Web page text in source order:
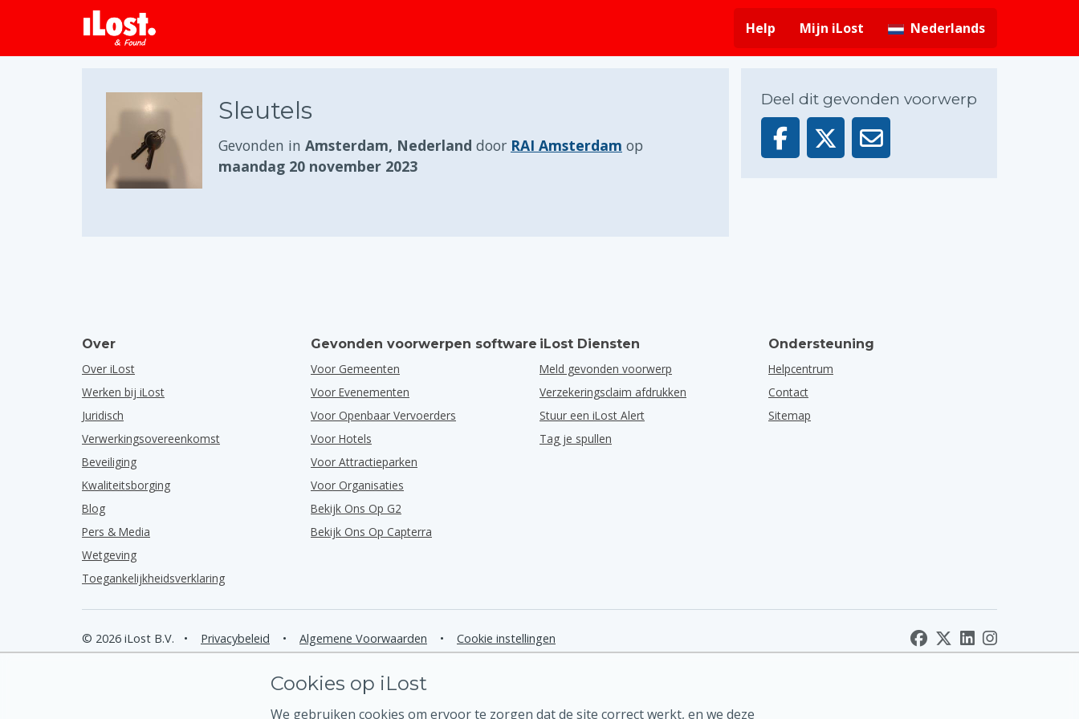
Help Mijn iLost Nederlands
Sleutels
Gevonden in Amsterdam, Nederland door RAI Amsterdam op
maandag 20 november 2023
Deel dit gevonden voorwerp
Over
Over iLost
Werken bij iLost
Juridisch
Verwerkingsovereenkomst
Beveiliging
Kwaliteitsborging
Blog
Pers & Media
Wetgeving
Toegankelijkheidsverklaring
Gevonden voorwerpen software
Voor Gemeenten
Voor Evenementen
Voor Openbaar Vervoerders
Voor Hotels
Voor Attractieparken
Voor Organisaties
Bekijk Ons Op G2
Bekijk Ons Op Capterra
iLost Diensten
Meld gevonden voorwerp
Verzekeringsclaim afdrukken
Stuur een iLost Alert
Tag je spullen
Ondersteuning
Helpcentrum
Contact
Sitemap
© 2026 iLost B.V. • Privacybeleid • Algemene Voorwaarden • Cookie instellingen
Cookies op iLost
We gebruiken cookies om ervoor te zorgen dat de site correct werkt, en we deze